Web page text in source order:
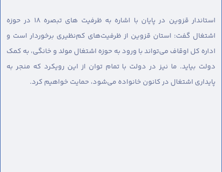
استاندار قزوین در پایان با اشاره به ظرفیت های تبصره ۱۸ در حوزه
اشتغال گفت: استان قزوین از ظرفیت‌های کم‌نظیری برخوردار است و
اداره کل اوقاف می‌تواند با ورود به حوزه اشتغال مولد و خانگی، به کمک
دولت بیاید. ما نیز در دولت با تمام توان از این رویکرد که منجر به
پایداری اشتغال در کانون خانواده می‌شود، حمایت خواهیم کرد.